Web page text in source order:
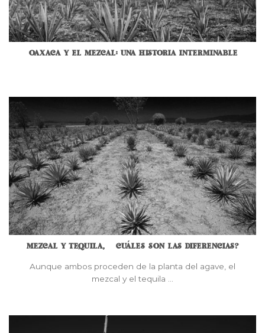
OAXACA Y EL MEZCAL: UNA HISTORIA INTERMINABLE
MEZCAL Y TEQUILA, ¿CUÁLES SON LAS DIFERENCIAS?
Aunque ambos proceden de la planta del agave, el
mezcal y el tequila ...